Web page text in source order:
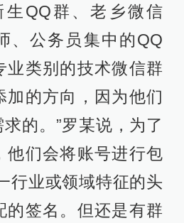
生QQ群、老乡微信
、公务员集中的QQ
业类别的技术微信群
加的方向，因为他们
的。”罗某说，为了
他们会将账号进行包
行业或领域特征的头
的签名。但还是有群